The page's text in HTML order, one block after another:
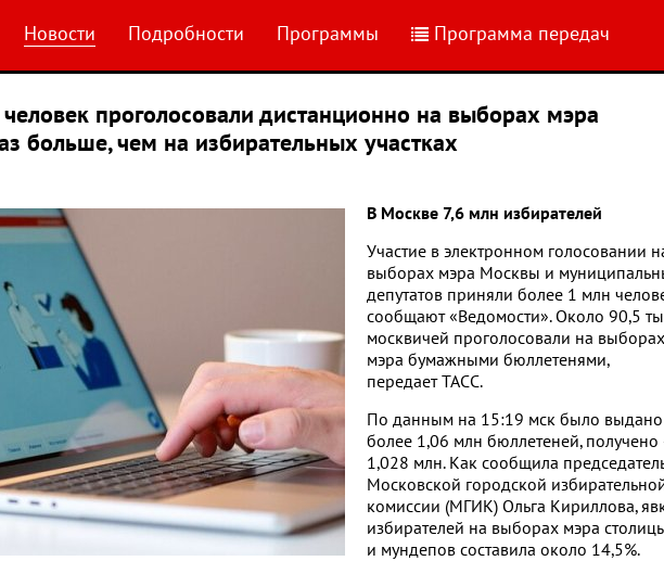
Новости Подробности Программы Программа передач
проголосовали дистанционно на выборах мэра
больше, чем на избирательных участках
В Москве 7,6 млн избирателей
Участие в электронном голосовании
выборах мэра Москвы и
депутатов приняли более 1 млн
сообщают «Ведомости». Около 90,5
москвичей проголосовали на выборах
мэра бумажными бюллетенями,
передает ТАСС.
По данным на 15:19 мск было выдано
более 1,06 млн бюллетеней, получено
1,028 млн. Как сообщила
Московской городской
комиссии (МГИК) Ольга Кириллова,
избирателей на выборах мэра
и мундепов составила около 14,5%.